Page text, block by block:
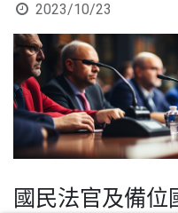
2023/10/23
國民法官及備位